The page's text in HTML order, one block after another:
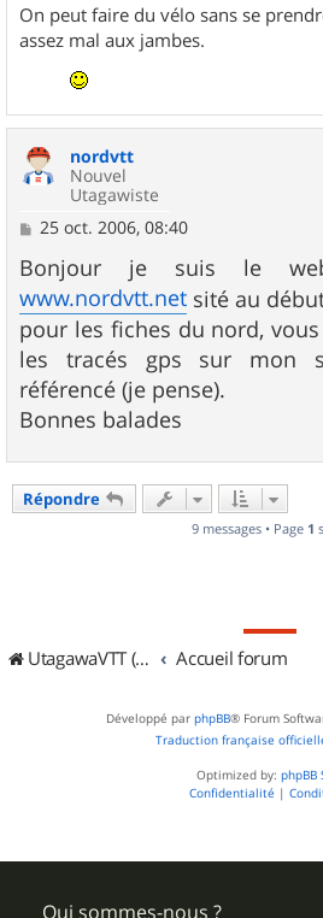
On peut faire du vélo sans se
assez mal aux jambes.
nordvtt
Nouvel
Utagawiste
M
s
s
a
g
e
25 oct. 2006, 08:40
Bonjour je suis le
www.nordvtt.net sité au
pour les fiches du nord,
les tracés gps sur mon
référencé (je pense).
Bonnes balades
Répondre
9 messages • Page 1
UtagawaVTT (Randos VTT et VTTAE avec traces GPS) Accueil forum
Développé par phpBB® Forum
Traduction française
Optimized by: phpBB
Confidentialité |
Qui sommes-nous ?